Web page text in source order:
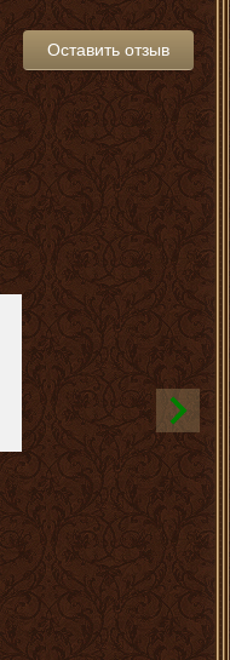
Оставить отзыв